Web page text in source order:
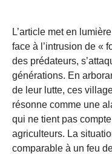
L’article met en
face à l’intrusion de «
des prédateurs,
générations. En
de leur lutte, ces
résonne comme une
qui ne tient pas
agriculteurs. La
comparable à un feu